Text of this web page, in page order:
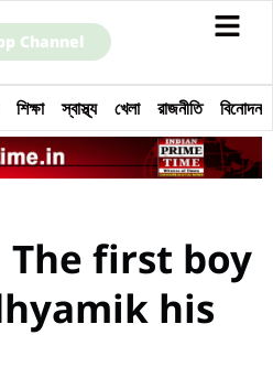
Channel
শিক্ষা স্বাস্থ্য খেলা রাজনীতি বিনোদন
The first boy
his